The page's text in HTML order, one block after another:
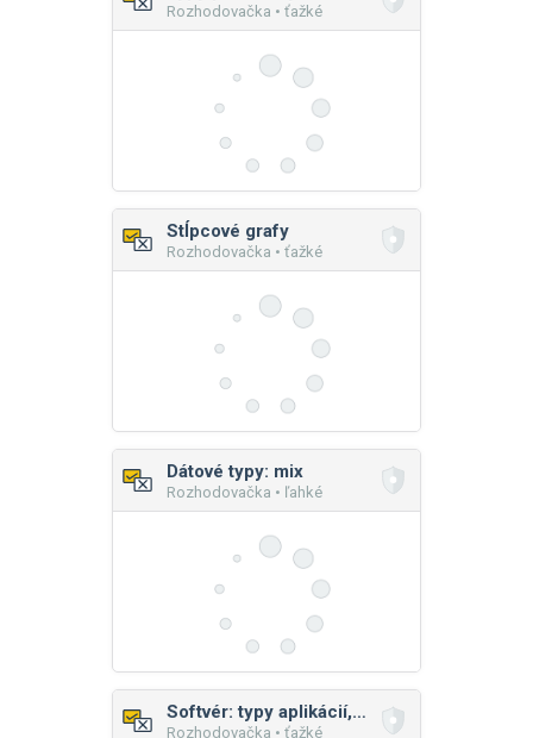
Rozhodovačka • ťažké
Stĺpcové grafy
Rozhodovačka • ťažké
Dátové typy: mix
Rozhodovačka • ľahké
Softvér: typy aplikácií, príklady
Rozhodovačka • ťažké